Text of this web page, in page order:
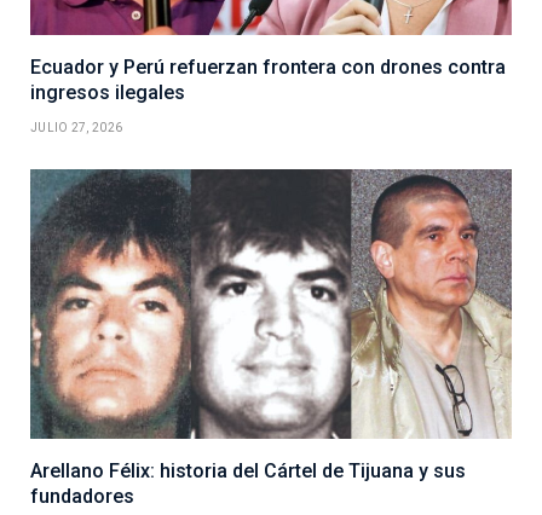
Ecuador y Perú refuerzan frontera con drones contra
ingresos ilegales
JULIO 27, 2026
Arellano Félix: historia del Cártel de Tijuana y sus
fundadores